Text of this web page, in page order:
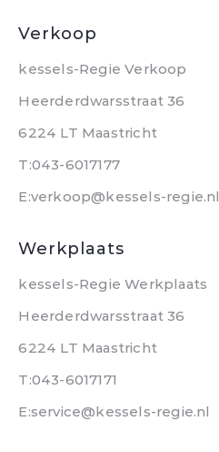
Verkoop
kessels-Regie Verkoop
Heerderdwarsstraat 36
6224 LT Maastricht
T:043-6017177
E:verkoop@kessels-regie.nl
Werkplaats
kessels-Regie Werkplaats
Heerderdwarsstraat 36
6224 LT Maastricht
T:043-6017171
E:service@kessels-regie.nl